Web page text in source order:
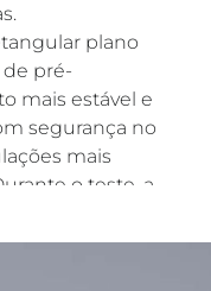
plano
pré-
mais estável e
segurança no
mais
o teste, a
do mercado.